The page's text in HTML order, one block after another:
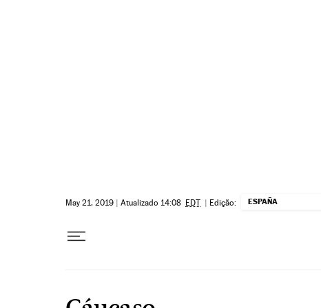
May 21, 2019 | Atualizado 14:08 EDT | Edição: ESPAÑA